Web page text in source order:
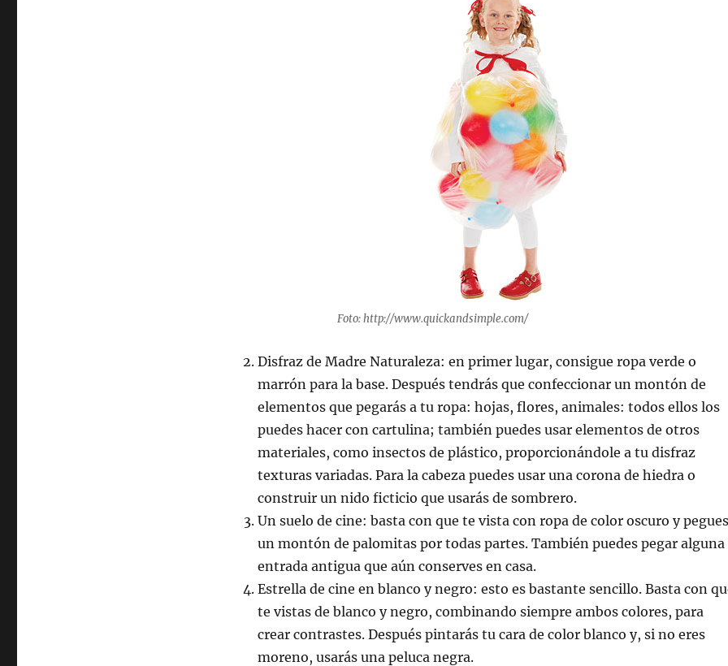
Foto: http://www.quickandsimple.com/
Disfraz de Madre Naturaleza: en primer lugar, consigue ropa verde o
marrón para la base. Después tendrás que confeccionar un montón de
elementos que pegarás a tu ropa: hojas, flores, animales: todos ellos los
puedes hacer con cartulina; también puedes usar elementos de otros
materiales, como insectos de plástico, proporcionándole a tu disfraz
texturas variadas. Para la cabeza puedes usar una corona de hiedra o
construir un nido ficticio que usarás de sombrero.
Un suelo de cine: basta con que te vista con ropa de color oscuro y pegues
un montón de palomitas por todas partes. También puedes pegar alguna
entrada antigua que aún conserves en casa.
Estrella de cine en blanco y negro: esto es bastante sencillo. Basta con
te vistas de blanco y negro, combinando siempre ambos colores, para
crear contrastes. Después pintarás tu cara de color blanco y, si no eres
moreno, usarás una peluca negra.